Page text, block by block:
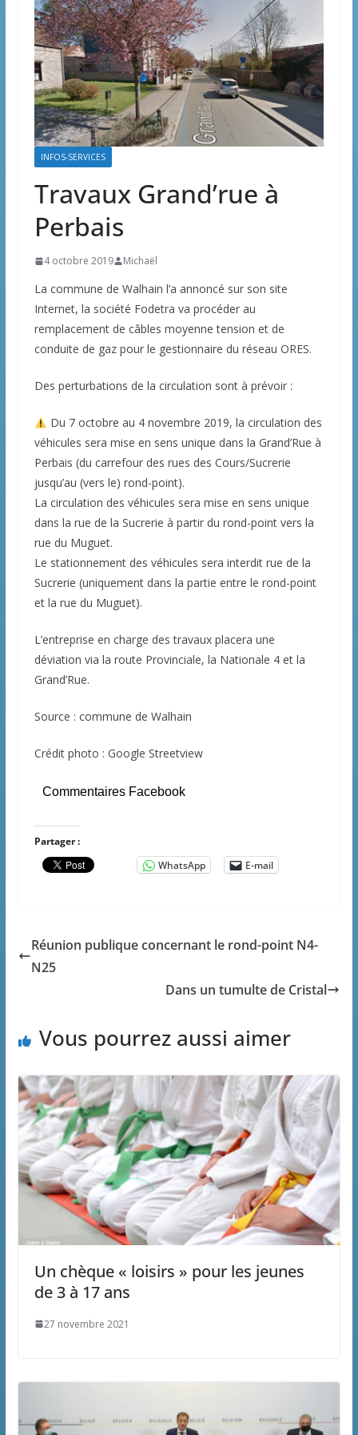
INFOS-SERVICES
Travaux Grand’rue à
Perbais
4 octobre 2019 Michaël
La commune de Walhain l’a annoncé sur son site
Internet, la société Fodetra va procéder au
remplacement de câbles moyenne tension et de
conduite de gaz pour le gestionnaire du réseau ORES.
Des perturbations de la circulation sont à prévoir :
Du 7 octobre au 4 novembre 2019, la circulation des
véhicules sera mise en sens unique dans la Grand’Rue à
Perbais (du carrefour des rues des Cours/Sucrerie
jusqu’au (vers le) rond-point).
La circulation des véhicules sera mise en sens unique
dans la rue de la Sucrerie à partir du rond-point vers la
rue du Muguet.
Le stationnement des véhicules sera interdit rue de la
Sucrerie (uniquement dans la partie entre le rond-point
et la rue du Muguet).
L’entreprise en charge des travaux placera une
déviation via la route Provinciale, la Nationale 4 et la
Grand’Rue.
Source : commune de Walhain
Crédit photo : Google Streetview
Commentaires Facebook
Partager :
WhatsApp
E-mail
Réunion publique concernant le rond-point N4-
N25
Dans un tumulte de Cristal
Vous pourrez aussi aimer
Un chèque « loisirs » pour les jeunes
de 3 à 17 ans
27 novembre 2021